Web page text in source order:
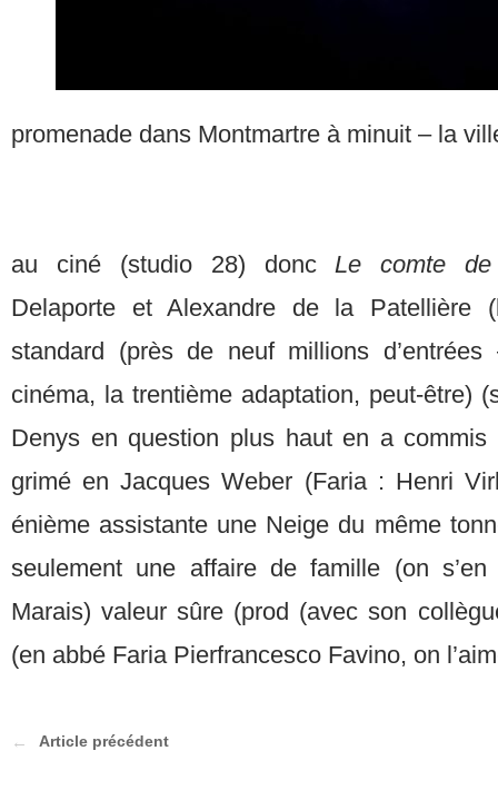
promenade dans Montmartre à minuit – la
au ciné (studio 28) donc Le comte
Delaporte et Alexandre de la Patellière
standard (près de neuf millions
cinéma, la trentième adaptation, peut-être)
Denys en question plus haut en a
grimé en Jacques Weber (Faria : Henri
énième assistante une Neige du même
seulement une affaire de famille (on
Marais) valeur sûre (prod (avec son
(en abbé Faria Pierfrancesco Favino, on
Article précédent